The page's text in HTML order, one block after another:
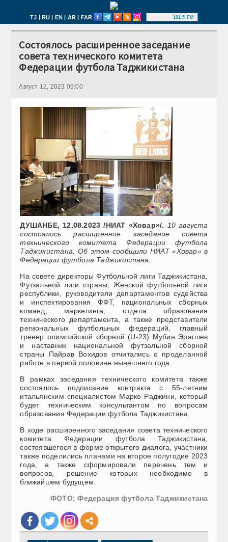
TJ | RU | EN | AR | FAR 101.5 FM
Состоялось расширенное заседание
совета технического комитета
Федерации футбола Таджикистана
Август 12, 2023 09:00
ДУШАНБЕ, 12.08.2023 /НИАТ «Ховар»/. 10 августа
состоялось расширенное заседание совета
технического комитета Федерации футбола
Таджикистана. Об этом сообщили НИАТ «Ховар» в
Федерации футбола Таджикистана.
На совете директоры Футбольной лиги Таджикистана,
Футзальной лиги страны, Женской футбольной лиги
республики, руководители департаментов судейства
и инспектирования ФФТ, национальных сборных
команд, маркетинга, отдела образования
технического департамента, а также представители
региональных футбольных федераций, главный
тренер олимпийской сборной (U-23) Мубин Эрагшев
и наставник национальной футзальной сборной
страны Пайрав Вохидов отчитались о проделанной
работе в первой половине нынешнего года.
В рамках заседания технического комитета также
состоялось подписание контракта с 55-летним
итальянским специалистом Марко Раджини, который
будет техническим консультантом по вопросам
образования Федерации футбола Таджикистана.
В ходе расширенного заседания совета технического
комитета Федерации футбола Таджикистана,
состоявшегося в форме открытого диалога, участники
также поделились планами на второе полугодие 2023
года, а также сформировали перечень тем и
вопросов, решение которых необходимо в
ближайшем будущем.
ФОТО: Федерация футбола Таджикистана